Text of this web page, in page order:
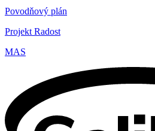
Povodňový plán
Projekt Radost
MAS